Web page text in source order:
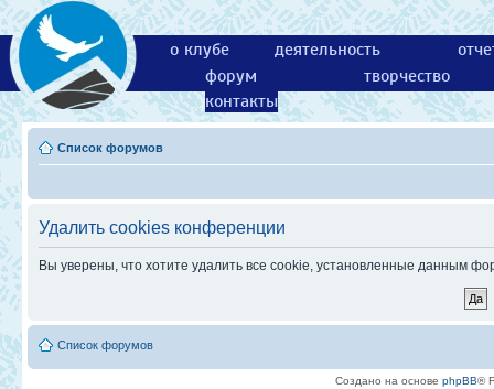
о клубе деятельность
форум
творчество
контакты
Список форумов
Удалить cookies конференции
Вы уверены, что хотите удалить все cookie, установленные данным
Список форумов
Создано на основе phpBB®